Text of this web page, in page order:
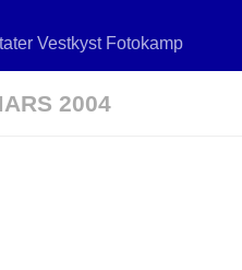
Vestkyst Fotokamp
2004